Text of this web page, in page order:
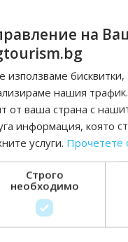
проект за нас и е
на открития
на тези
Кабайеро.
екипът на „ГБС-
на тази зона от
Разбира се, проектът не
станции за
разчитат номерата и
в строителството на
директор и
АД.
на
използваме
нашия
от ваша страна с
информация, която
услуги. Прочетете
Строго
необходимо